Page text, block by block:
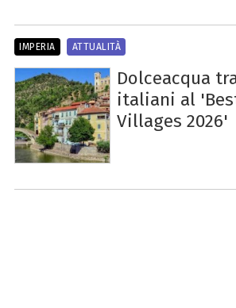
Dolceacqua
italiani al
Villages 2026'
IMPERIA ATTUALITÀ